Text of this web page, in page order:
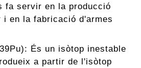
fa servir en la producció
i en la fabricació d'armes
És un isòtop inestable
a partir de l'isòtop